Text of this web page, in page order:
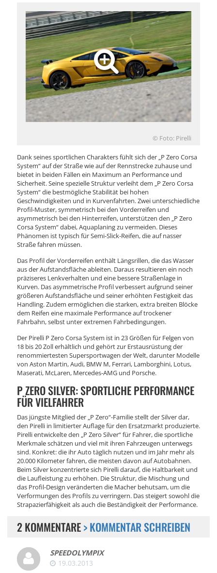
© Foto: Pirelli
Dank seines sportlichen Charakters fühlt sich der „P Zero Corsa
System“ auf der Straße wie auf der Rennstrecke zuhause und
bietet in beiden Fällen ein Maximum an Performance und
Sicherheit. Seine spezielle Struktur verleiht dem „P Zero Corsa
System“ die bestmögliche Stabilität bei hohen
Geschwindigkeiten und in Kurvenfahrten. Zwei unterschiedliche
Profil-Muster, symmetrisch bei den Vorderreifen und
asymmetrisch bei den Hinterreifen, unterstützen den „P Zero
Corsa System“ dabei, Aquaplaning zu vermeiden. Dieses
Phänomen ist typisch für Semi-Slick-Reifen, die auf nasser
Straße fahren müssen.
Das Profil der Vorderreifen enthält Längsrillen, die das Wasser
aus der Aufstandsfläche ableiten. Daraus resultieren ein noch
präziseres Lenkverhalten und eine bessere Straßenlage in
Kurven. Das asymmetrische Profil verbessert aufgrund seiner
größeren Aufstandsfläche und seiner erhöhten Festigkeit das
Handling. Zudem ermöglichen die starken, extra breiten Blöcke
dem Reifen eine maximale Performance auf trockener
Fahrbahn, selbst unter extremen Fahrbedingungen.
Der Pirelli P Zero Corsa System ist in 23 Größen für Felgen von
18 bis 20 Zoll erhältlich und gehört zur Erstausrüstung der
renommiertesten Supersportwagen der Welt, darunter Modelle
von Aston Martin, Audi, BMW M, Ferrari, Lamborghini, Lotus,
Maserati, McLaren, Mercedes-AMG und Porsche.
P ZERO SILVER: SPORTLICHE PERFORMANCE
FÜR VIELFAHRER
Das jüngste Mitglied der „P Zero“-Familie stellt der Silver dar,
den Pirelli in limitierter Auflage für den Ersatzmarkt produzierte.
Pirelli entwickelte den „P Zero Silver“ für Fahrer, die sportliche
Merkmale schätzen und viel mit ihren Fahrzeugen unterwegs
sind. Konkret: die ihr Auto täglich nutzen und im Jahr mehr als
20.000 Kilometer fahren, die meisten davon auf Autobahnen.
Beim Silver konzentrierte sich Pirelli darauf, die Haltbarkeit und
die Laufleistung zu erhöhen. Die Struktur, die Mischung und
das Profil-Design veränderten die Macher behutsam, um die
Verformungen des Profils zu verringern. Das steigert sowohl die
Strapazierfähigkeit als auch die Beständigkeit der Performance.
2 KOMMENTARE> KOMMENTAR SCHREIBEN
SPEEDOLYMPIX
19.03.2013